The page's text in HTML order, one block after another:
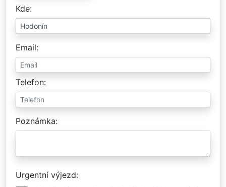
Kde
Email
Telefon
Poznámka
Urgentní výjezd